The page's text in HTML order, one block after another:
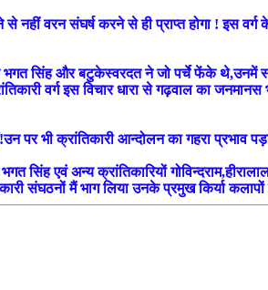
नहीं वरन संघर्ष करने से ही प्राप्त होगा ! इस
सिंह और बटुकेस्वरदत ने जो पर्चे फेंके थे,उनमें
वर्ग इस विचार धारा से गढ़वाल का जनमानस
पर भी क्रांतिकारी आन्दोलन का गहरा प्रभाव
एवं अन्य क्रांतिकारियों
संघठनों मैं भाग लिया उनके प्रमुख किर्या